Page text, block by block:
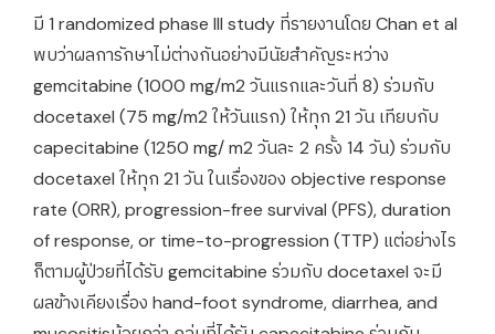
มี 1 randomized phase III study ที่รายงานโดย Chan et al
พบว่าผลการักษาไม่ต่างกันอย่างมีนัยสำคัญระหว่าง
gemcitabine (1000 mg/m2 วันแรกและวันที่ 8) ร่วมกับ
docetaxel (75 mg/m2 ให้วันแรก) ให้ทุก 21 วัน เทียบกับ
capecitabine (1250 mg/ m2 วันละ 2 ครั้ง 14 วัน) ร่วมกับ
docetaxel ให้ทุก 21 วัน ในเรื่องของ objective response
rate (ORR), progression-free survival (PFS), duration
of response, or time-to-progression (TTP) แต่อย่างไร
ก็ตามผู้ป่วยที่ได้รับ gemcitabine ร่วมกับ docetaxel จะมี
ผลข้างเคียงเรื่อง hand-foot syndrome, diarrhea, and